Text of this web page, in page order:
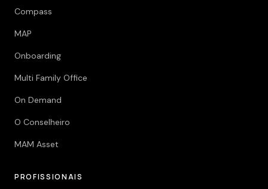
Compass
MAP
Onboarding
Multi Family Office
On Demand
O Conselheiro
MAM Asset
PROFISSIONAIS